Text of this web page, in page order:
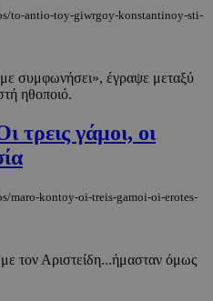
to-antio-toy-giwrgoy-konstantinoy-sti-
συμφωνήσει», έγραψε μεταξύ
ηθοποιό.
γάμοι, οι
maro-kontoy-oi-treis-gamoi-oi-erotes-
τον Αριστείδη...ήμασταν όμως
.entelia-
19 λεπτά
PHP.net
www.must.com.cy